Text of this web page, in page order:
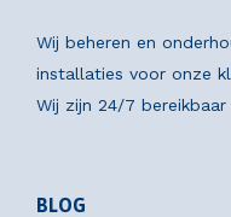
Wij beheren en
installaties voor onze
Wij zijn 24/7 bereikbaar
BLOG